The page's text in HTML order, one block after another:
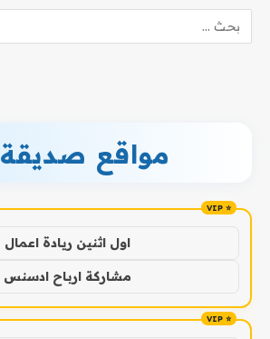
مواقع صديقة
اول اثنين ريادة اعمال
مشاركة ارباح ادسنس